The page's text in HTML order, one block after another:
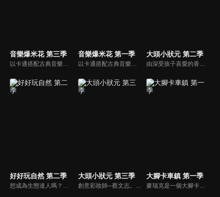
音樂爆米花 第三季
以卡通搭配古典音樂，讓小朋友感受古典音樂的故事與氛圍，進而促進對於古典音樂的愛好與欣賞。樂器認識：由西瓜哥哥與草莓姊姊帶小朋友認識不同樂器的形狀與樂聲。
音樂爆米花 第一季
以卡通搭配古典音樂，讓小朋友感受古典音樂的故事與氛圍，進而促進對於古典音樂的愛好與欣賞。樂器認識：由西瓜哥哥與草莓姊姊帶小朋友認識不同樂器的形狀與樂聲。
大頭小狀元 第二季
由深受孩子喜愛的香蕉哥哥林掄元遍訪全台，帶領小朋友認識台灣各地的技藝達人，介紹日常生活中息息相關的行業。
好好玩自然 第二季
想成為生態達人嗎？喜愛悠遊山海叢林、與動物昆蟲親近的小朋友別錯過囉！就讓柳丁哥哥與生態專家阿峰，帶你一起揭開大自然的神秘面紗！
大頭小狀元 第三季
創意彩妝師─蔡文志。香蕉哥哥扮演成一個老婆婆，大頭嚇了一跳，於是香蕉哥哥介紹了化妝師─Tommy給大頭認識。Tommy帶香蕉哥哥、大頭一起參觀Tommy幫學生上課的情形，Tommy和香蕉哥哥舉行創意彩妝PK賽。
大腳卡車鎮 第一季
麥瑞克是一個大腳卡車。 大腳卡車城的居民們都可以尋求他的説明。 但是，他幾乎沒法一個人解決所有的問題。 幸運的是，他有很多朋友會説明他！ 大腳卡車們在這個豐富的卡車城裡過著幸福的生活，這裡也經常有一些讓人激動的事情發生。